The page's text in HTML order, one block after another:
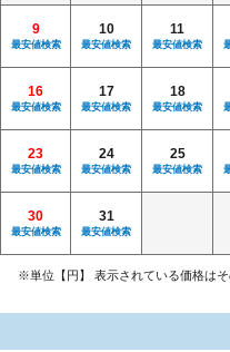
9
最安値検索
10
最安値検索
11
最安値検索
16
最安値検索
17
最安値検索
18
最安値検索
23
最安値検索
24
最安値検索
25
最安値検索
30
最安値検索
31
最安値検索
※単位【円】 表示されている価格は